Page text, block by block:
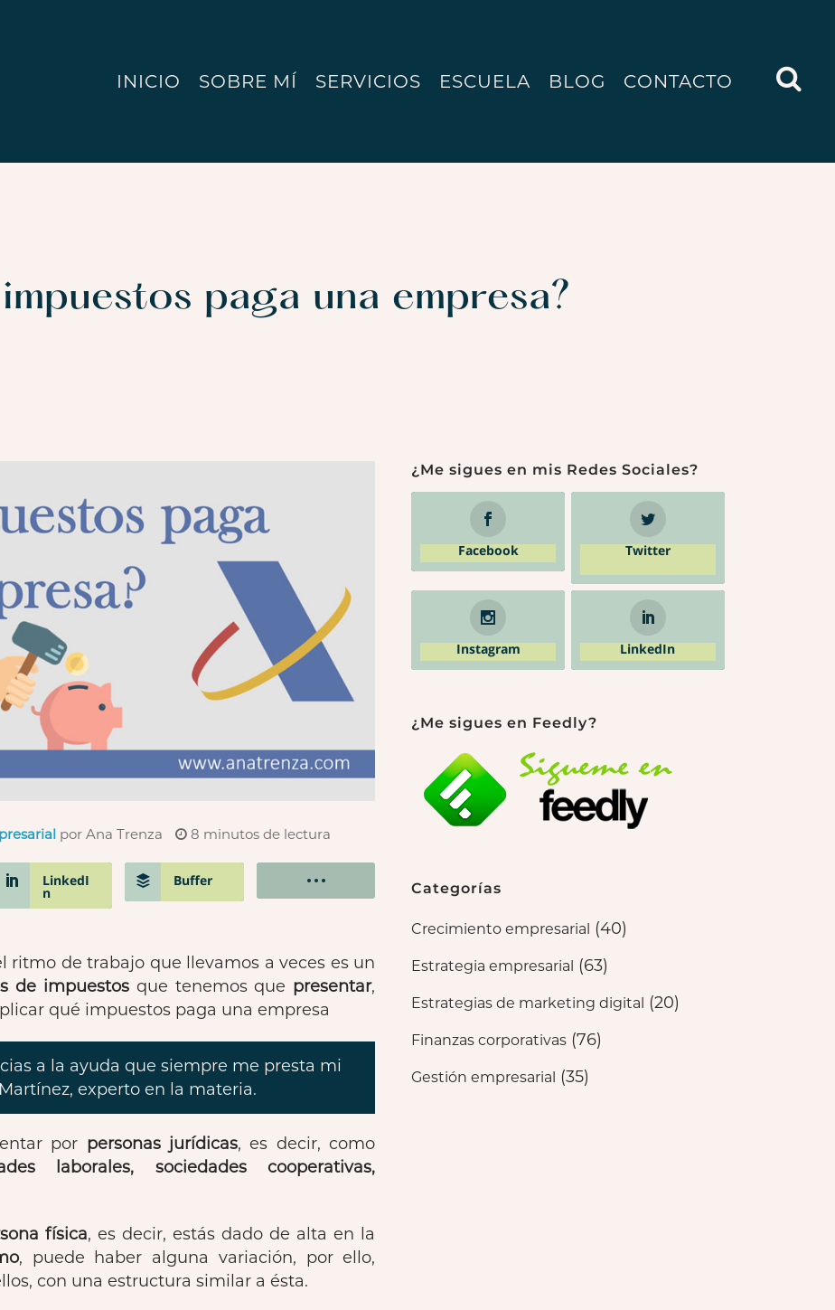
INICIO SOBRE MÍ SERVICIOS ESCUELA BLOG CONTACTO
paga una empresa?
por Ana Trenza 8 minutos de lectura
LinkedI
n
Buffer
ritmo de trabajo que llevamos a veces es un
de impuestos que tenemos que presentar,
qué impuestos paga una empresa
a la ayuda que siempre me presta mi
experto en la materia.
por personas jurídicas, es decir, como
laborales, sociedades cooperativas,
física, es decir, estás dado de alta en la
, puede haber alguna variación, por ello,
con una estructura similar a ésta.
¿Me sigues en mis Redes Sociales?
Facebook Twitter
Instagram LinkedIn
¿Me sigues en Feedly?
Categorías
Crecimiento empresarial (40)
Estrategia empresarial (63)
Estrategias de marketing digital (20)
Finanzas corporativas (76)
Gestión empresarial (35)